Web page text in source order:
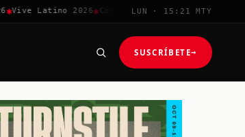
Vive Latino 2026✱Corona Capital Coachella 2026
LUN · 15:21 MTY
SUSCRÍBETE→